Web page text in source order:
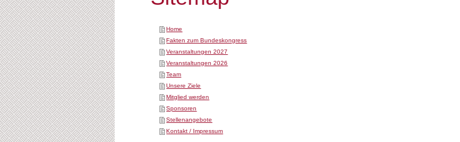
Home
Fakten zum Bundeskongress
Veranstaltungen 2027
Veranstaltungen 2026
Team
Unsere Ziele
Mitglied werden
Sponsoren
Stellenangebote
Kontakt / Impressum